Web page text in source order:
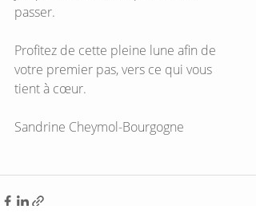
passer.
Profitez de cette pleine lune afin de
votre premier pas, vers ce qui vous
tient à cœur.
Sandrine Cheymol-Bourgogne